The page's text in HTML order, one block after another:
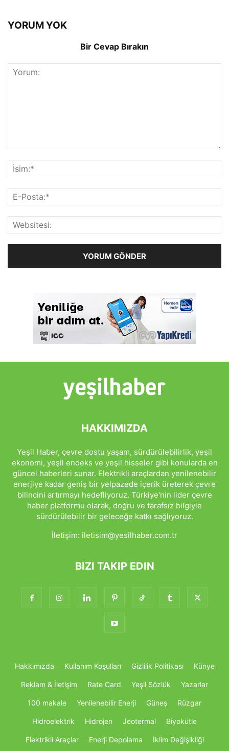
YORUM YOK
Bir Cevap Bırakın
HAKKIMIZDA
Yeşil Haber, çevre dostu yaşam, sürdürülebilirlik, yeşil
ekonomi, yeşil endeks ve yeşil hisseler gibi konularda en
güncel haberleri sunar. Elektrikli araçlardan yenilenebilir
enerjiye kadar geniş bir yelpazede içerik üreterek çevre
bilincini artırmayı hedefliyoruz. Türkiye'nin lider çevre
haber platformu olarak, doğru ve tarafsız bilgiyle
sürdürülebilir bir geleceğe katkı sağlıyoruz.
İletişim: iletisim@yesilhaber.com.tr
BIZI TAKIP EDIN
Hakkımızda Kullanım Koşulları Gizlilik Politikası Künye
Reklam & İletişim Rate Card Yeşil Sözlük Yazarlar
100 makale Yenilenebilir Enerji Güneş Rüzgar
Hidroelektrik Hidrojen Jeotermal Biyokütle
Elektrikli Araçlar Enerji Depolama İklim Değişikliği